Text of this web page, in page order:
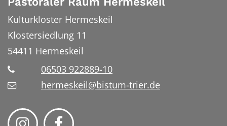
Kulturkloster Hermeskeil
Klostersiedlung 11
54411 Hermeskeil
06503 922889-10
hermeskeil@bistum-trier.de